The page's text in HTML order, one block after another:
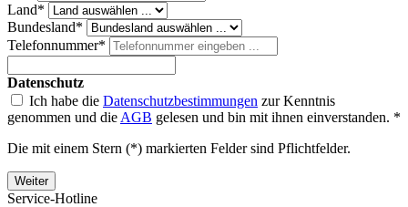
Land*
Bundesland*
Telefonnummer*
Datenschutz
Ich habe die Datenschutzbestimmungen zur Kenntnis
genommen und die AGB gelesen und bin mit ihnen einverstanden. *
Die mit einem Stern (*) markierten Felder sind Pflichtfelder.
Weiter
Service-Hotline